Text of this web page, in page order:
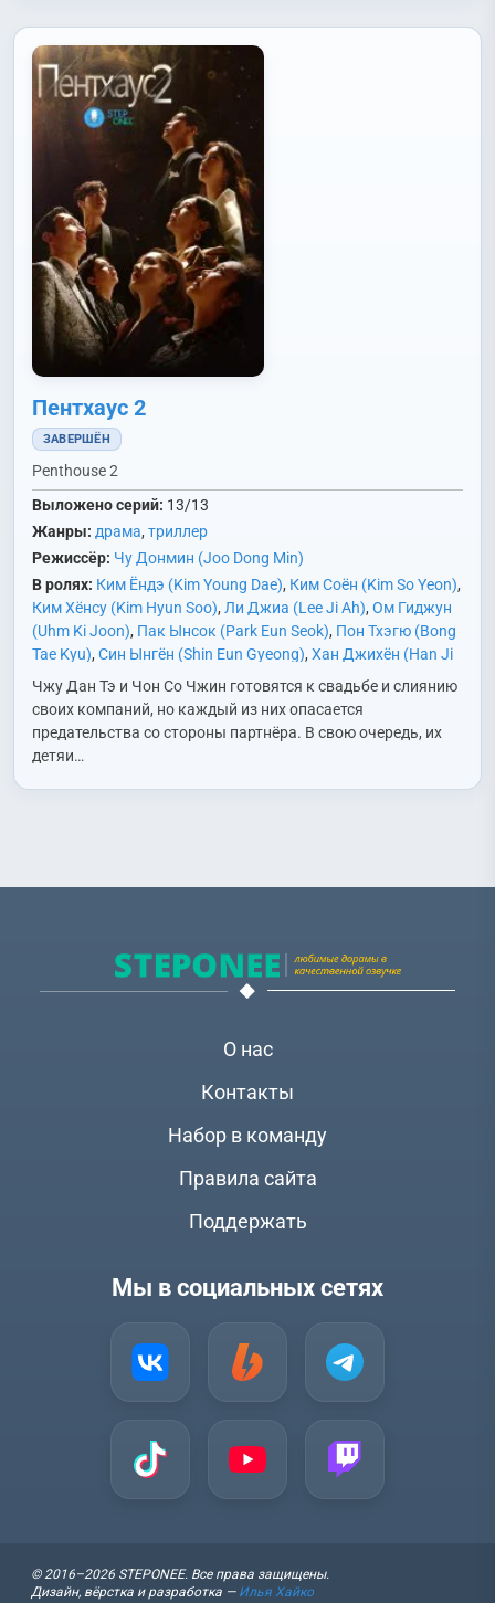
Пентхаус 2
ЗАВЕРШЁН
Penthouse 2
Выложено серий: 13/13
Жанры: драма,триллер
Режиссёр: Чу Донмин (Joo Dong Min)
В ролях: Ким Ёндэ (Kim Young Dae), Ким Соён (Kim So Yeon),
Ким Хёнсу (Kim Hyun Soo), Ли Джиа (Lee Ji Ah), Ом Гиджун
(Uhm Ki Joon), Пак Ынсок (Park Eun Seok), Пон Тхэгю (Bong
Tae Kyu), Син Ынгён (Shin Eun Gyeong), Хан Джихён (Han Ji
Hyun), Чин Джихи (Jin Ji Hee) Чхве Ебин (Choi Ye Bin)
Джонхун (Yoon Jong Hoon)
,Юн Джухи (Yoon Joo Hee)
Чжу Дан Тэ и Чон Со Чжин готовятся к свадьбе и слиянию
своих компаний, но каждый из них опасается
предательства со стороны партнёра. В свою очередь, их
детяи…
О нас
Контакты
Набор в команду
Правила сайта
Поддержать
Мы в социальных сетях
© 2016–2026 STEPONEE. Все права защищены.
Дизайн, вёрстка и разработка — Илья Хайко